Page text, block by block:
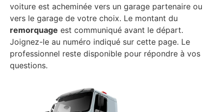
voiture est acheminée vers un garage partenaire ou
vers le garage de votre choix. Le montant du
remorquage est communiqué avant le départ.
Joignez-le au numéro indiqué sur cette page. Le
professionnel reste disponible pour répondre à vos
questions.